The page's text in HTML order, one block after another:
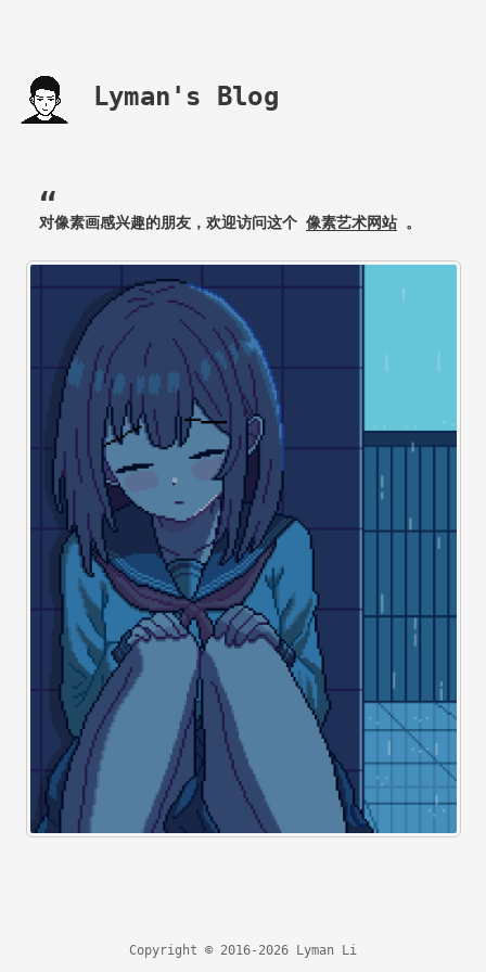
Lyman's Blog
对像素画感兴趣的朋友，欢迎访问这个 像素艺术网站 。
Copyright © 2016-2026 Lyman Li